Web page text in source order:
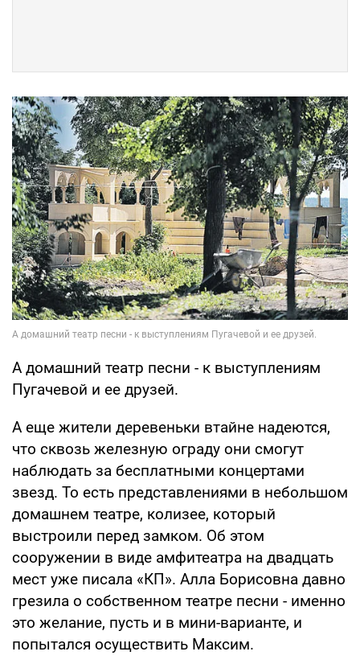
А домашний театр песни - к выступлениям
Пугачевой и ее друзей.
А еще жители деревеньки втайне надеются,
что сквозь железную ограду они смогут
наблюдать за бесплатными концертами
звезд. То есть представлениями в небольшом
домашнем театре, колизее, который
выстроили перед замком. Об этом
сооружении в виде амфитеатра на двадцать
мест уже писала «КП». Алла Борисовна давно
грезила о собственном театре песни - именно
это желание, пусть и в мини-варианте, и
попытался осуществить Максим.